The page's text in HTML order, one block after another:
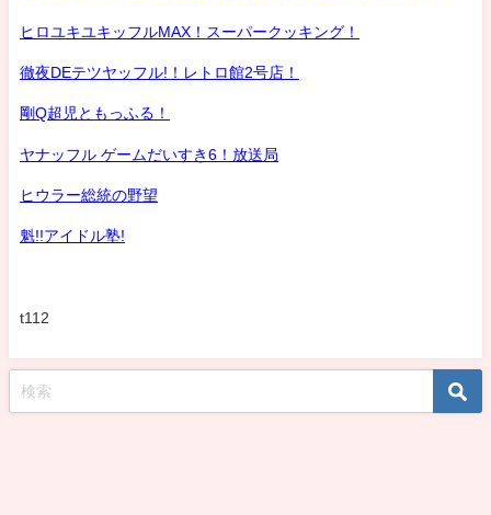
ヒロユキユキッフルMAX！スーパークッキング！
徹夜DEテツヤッフル!！レトロ館2号店！
剛Q超児ともっふる！
ヤナッフル ゲームだいすき6！放送局
ヒウラー総統の野望
魁!!アイドル塾!
t112